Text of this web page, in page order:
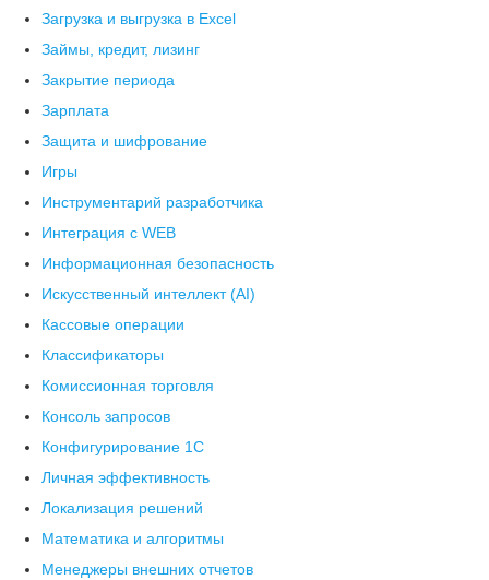
Загрузка и выгрузка в Excel
Займы, кредит, лизинг
Закрытие периода
Зарплата
Защита и шифрование
Игры
Инструментарий разработчика
Интеграция с WEB
Информационная безопасность
Искусственный интеллект (AI)
Кассовые операции
Классификаторы
Комиссионная торговля
Консоль запросов
Конфигурирование 1С
Личная эффективность
Локализация решений
Математика и алгоритмы
Менеджеры внешних отчетов